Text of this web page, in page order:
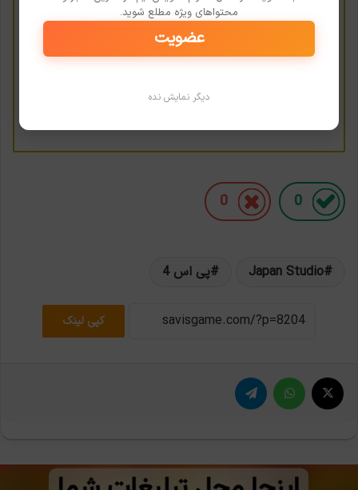
نقد و بررسی بازی Ico | درخشش ابدی یک ذهن پاک
خالقان Silent Hill و Gravity Rush سونی را ترک کردند
پایان یک عمر خاطره‌سازی Japan Studio به صورت رسمی
0
0
Japan Studio پی اس 4
کپی لینک
محتواهای ویژه مطلع شوید.
عضویت
دیگر نمایش نده